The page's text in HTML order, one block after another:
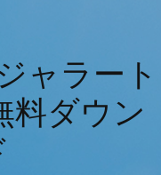
ャラート
料ダウン